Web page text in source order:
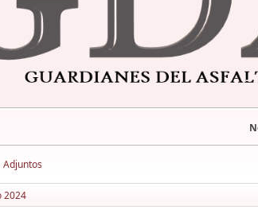
Adjuntos
2024